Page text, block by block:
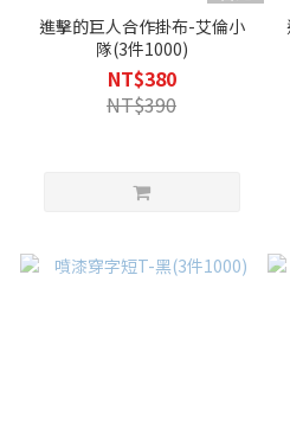
進擊的巨人合作掛布-艾倫小
隊(3件1000)
NT$380
NT$390